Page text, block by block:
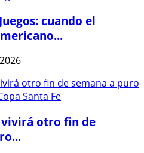
cuando el
otro fin de